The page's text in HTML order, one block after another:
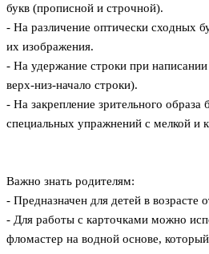
букв (прописной и строчной).
- На различение оптически сходных
их изображения.
- На удержание строки при написании
верх-низ-начало строки).
- На закрепление зрительного
специальных упражнений с мелкой и
Важно знать родителям:
- Предназначен для детей в возрасте
- Для работы с карточками можно
фломастер на водной основе, который